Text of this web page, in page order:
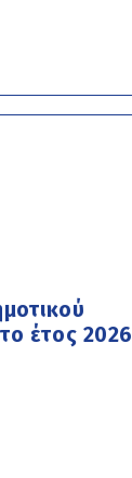
έτος 2026